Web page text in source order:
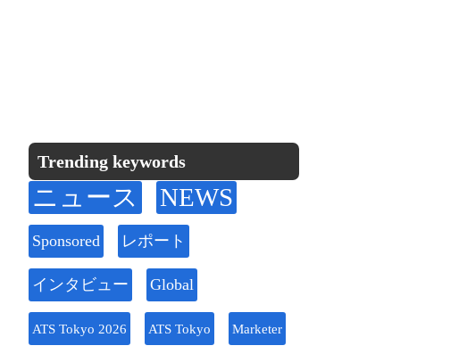
Trending keywords
ニュース NEWS
Sponsored レポート
インタビュー Global
ATS Tokyo 2026 ATS Tokyo Marketer